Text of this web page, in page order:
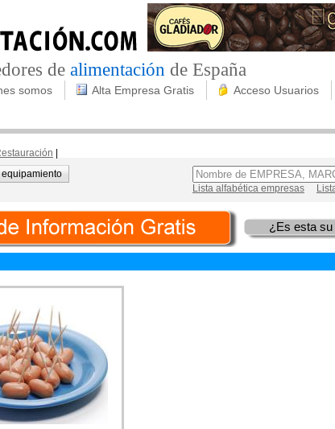
de alimentación de España
somos Alta Empresa Gratis Acceso Usuarios
equipamiento
Lista alfabética empresas
¿Es esta